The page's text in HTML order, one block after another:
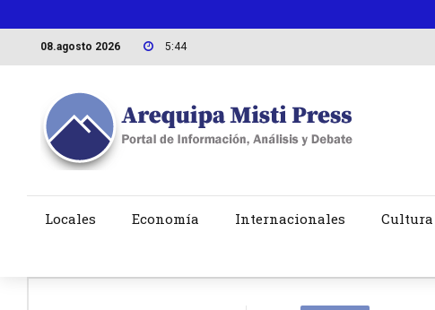
08.agosto 2026 5:44
Locales Economía Internacionales Cultura